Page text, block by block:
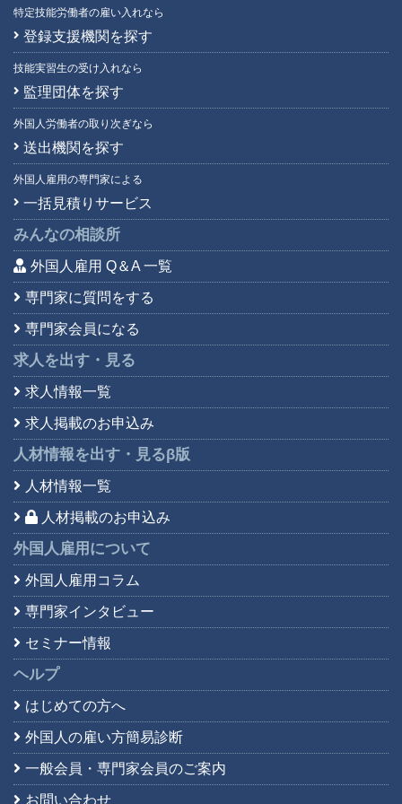
特定技能労働者の雇い入れなら
登録支援機関を探す
技能実習生の受け入れなら
監理団体を探す
外国人労働者の取り次ぎなら
送出機関を探す
外国人雇用の専門家による
一括見積りサービス
みんなの相談所
外国人雇用 Q＆A 一覧
専門家に質問をする
専門家会員になる
求人を出す・見る
求人情報一覧
求人掲載のお申込み
人材情報を出す・見るβ版
人材情報一覧
人材掲載のお申込み
外国人雇用について
外国人雇用コラム
専門家インタビュー
セミナー情報
ヘルプ
はじめての方へ
外国人の雇い方簡易診断
一般会員・専門家会員のご案内
お問い合わせ